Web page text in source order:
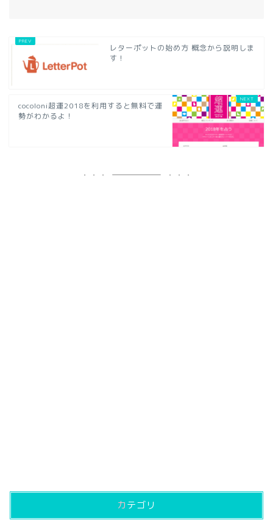
レターポットの始め方 概念から説明しま
す！
cocoloni超運2018を利用すると無料で運
勢がわかるよ！
カテゴリ